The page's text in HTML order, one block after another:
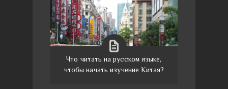
Что читать на русском языке,
чтобы начать изучение Китая?